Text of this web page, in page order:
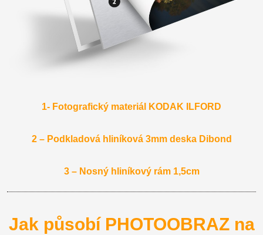
1- Fotografický materiál KODAK ILFORD
2 – Podkladová hliníková 3mm deska Dibond
3 – Nosný hliníkový rám 1,5cm
Jak působí PHOTOOBRAZ na